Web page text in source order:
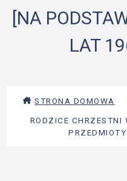
[NA
LAT
STRONA DOMOWA
RODZICE